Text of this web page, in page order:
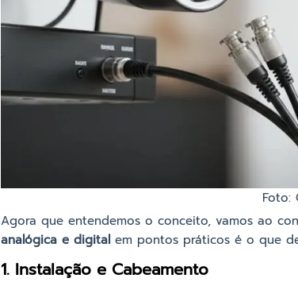
Foto:
Agora que entendemos o conceito, vamos ao
analógica e digital em pontos práticos é o que
1. Instalação e Cabeamento